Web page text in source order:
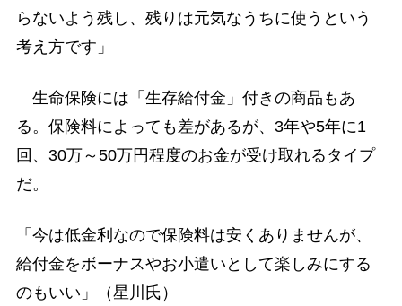
らないよう残し、残りは元気なうちに使うという
考え方です」
生命保険には「生存給付金」付きの商品もあ
る。保険料によっても差があるが、3年や5年に1
回、30万～50万円程度のお金が受け取れるタイプ
だ。
「今は低金利なので保険料は安くありませんが、
給付金をボーナスやお小遣いとして楽しみにする
のもいい」（星川氏）